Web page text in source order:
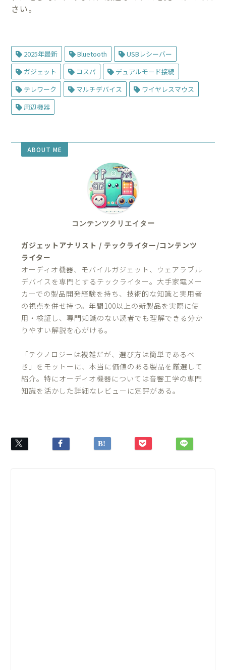
さい。
2025年最新 Bluetooth
USBレシーバー
ガジェット
コスパ
デュアルモード接続
テレワーク
マルチデバイス
ワイヤレスマウス
周辺機器
ABOUT ME
コンテンツクリエイター
ガジェットアナリスト / テックライター/コンテンツ
ライター
オーディオ機器、モバイルガジェット、ウェアラブル
デバイスを専門とするテックライター。大手家電メー
カーでの製品開発経験を持ち、技術的な知識と実用者
の視点を併せ持つ。年間100以上の新製品を実際に使
用・検証し、専門知識のない読者でも理解できる分か
りやすい解説を心がける。
「テクノロジーは複雑だが、選び方は簡単であるべ
き」をモットーに、本当に価値のある製品を厳選して
紹介。特にオーディオ機器については音響工学の専門
知識を活かした詳細なレビューに定評がある。